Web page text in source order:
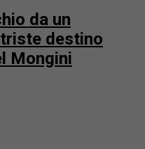
da un
destino
Mongini